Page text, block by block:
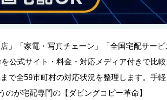
」「家電・写真チェーン」「全国宅配サービ
公式サイト・料金・対応メディア付きで比
で全59市町村の対応状況を整理します。手
が宅配専門の【ダビングコピー革命】